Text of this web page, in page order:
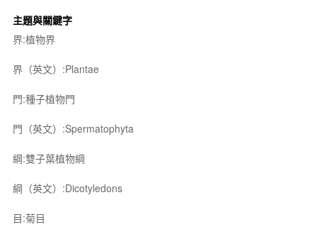
主題與關鍵字
界:植物界
界（英文）:Plantae
門:種子植物門
門（英文）:Spermatophyta
綱:雙子葉植物綱
綱（英文）:Dicotyledons
目:菊目